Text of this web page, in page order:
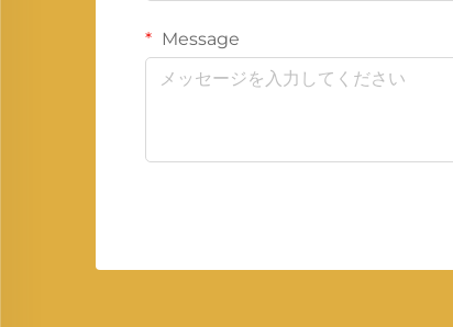
Message